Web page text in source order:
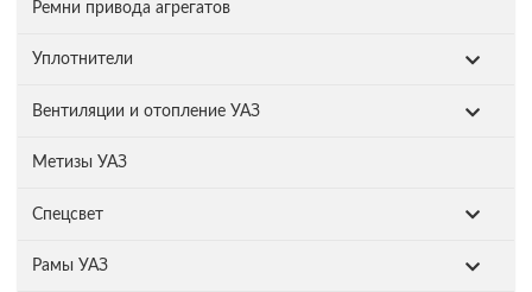
Ремни привода агрегатов
Уплотнители
Вентиляции и отопление УАЗ
Метизы УАЗ
Спецсвет
Рамы УАЗ